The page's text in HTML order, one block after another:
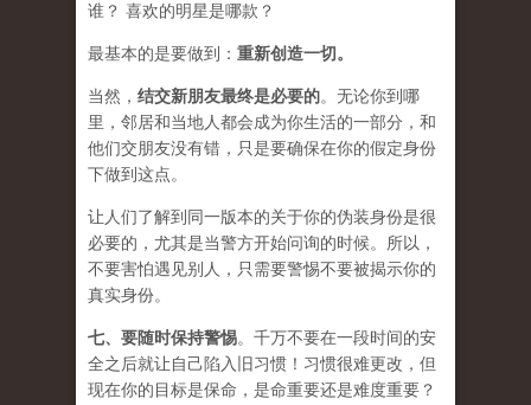
谁？ 喜欢的明星是哪款？
最基本的是要做到： 重新创造一切。
当然， 结交新朋友最终是必要的。无论你到哪
里，邻居和当地人都会成为你生活的一部分，和
他们交朋友没有错，只是要确保在你的假定身份
下做到这点。
让人们了解到同一版本的关于你的伪装身份是很
必要的，尤其是当警方开始问询的时候。所以，
不要害怕遇见别人，只需要警惕不要被揭示你的
真实身份。
七、要随时保持警惕。千万不要在一段时间的安
全之后就让自己陷入旧习惯！习惯很难更改，但
现在你的目标是保命，是命重要还是难度重要？